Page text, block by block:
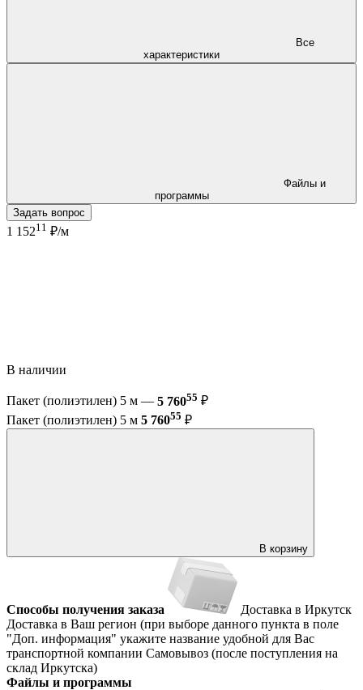
характеристики
программы
Задать вопрос
1 15211 ₽/м
В наличии
Пакет (полиэтилен) 5 м — 5 76055 ₽
Пакет (полиэтилен) 5 м 5 76055 ₽
В корзину
Способы получения заказа
Доставка в Иркутск
Доставка в Ваш регион (при выборе данного пункта в поле
"Доп. информация" укажите название удобной для Вас
транспортной компании Самовывоз (после поступления на
склад Иркутска)
Файлы и программы